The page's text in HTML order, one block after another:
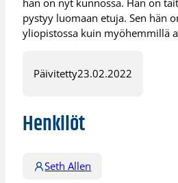
pystyy luomaan etuja. Sen hän
yliopistossa kuin myöhemmillä
Päivitetty23.02.2022
Henkilöt
Seth Allen